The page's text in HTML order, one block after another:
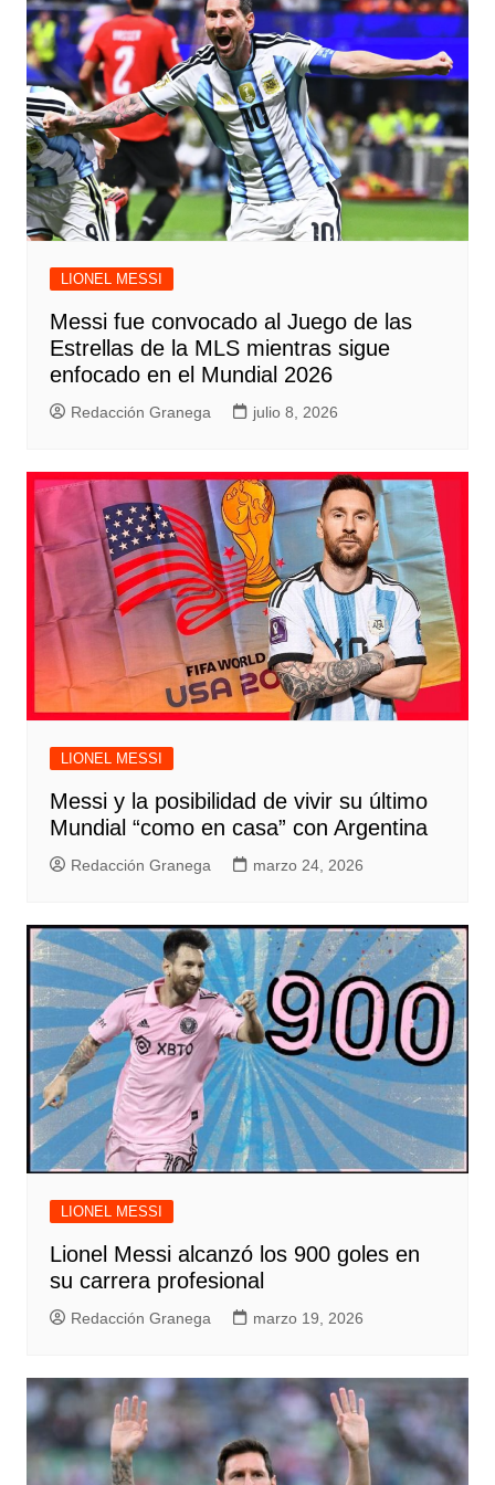
LIONEL MESSI
Messi fue convocado al Juego de las
Estrellas de la MLS mientras sigue
enfocado en el Mundial 2026
Redacción Granega julio 8, 2026
LIONEL MESSI
Messi y la posibilidad de vivir su último
Mundial “como en casa” con Argentina
Redacción Granega marzo 24, 2026
LIONEL MESSI
Lionel Messi alcanzó los 900 goles en
su carrera profesional
Redacción Granega marzo 19, 2026